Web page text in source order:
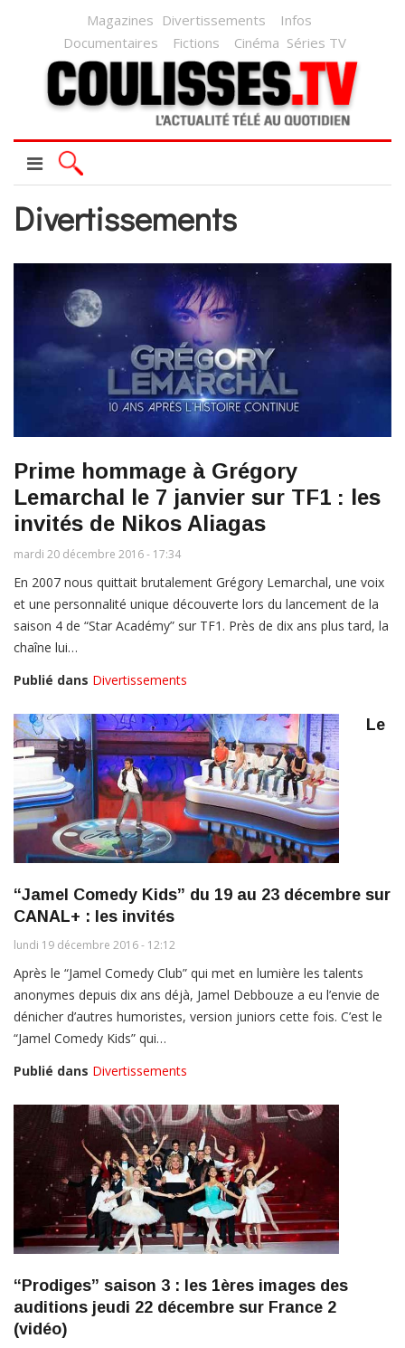
Magazines Divertissements
Infos
Documentaires
Fictions Cinéma Séries TV
Divertissements
Prime hommage à Grégory
Lemarchal le 7 janvier sur TF1 : les
invités de Nikos Aliagas
mardi 20 décembre 2016 - 17:34
En 2007 nous quittait brutalement Grégory Lemarchal, une voix
et une personnalité unique découverte lors du lancement de la
saison 4 de “Star Académy” sur TF1. Près de dix ans plus tard, la
chaîne lui…
Publié dans Divertissements
Le
“Jamel Comedy Kids” du 19 au 23 décembre sur
CANAL+ : les invités
lundi 19 décembre 2016 - 12:12
Après le “Jamel Comedy Club” qui met en lumière les talents
anonymes depuis dix ans déjà, Jamel Debbouze a eu l’envie de
dénicher d’autres humoristes, version juniors cette fois. C’est le
“Jamel Comedy Kids” qui…
Publié dans Divertissements
“Prodiges” saison 3 : les 1ères images des
auditions jeudi 22 décembre sur France 2
(vidéo)